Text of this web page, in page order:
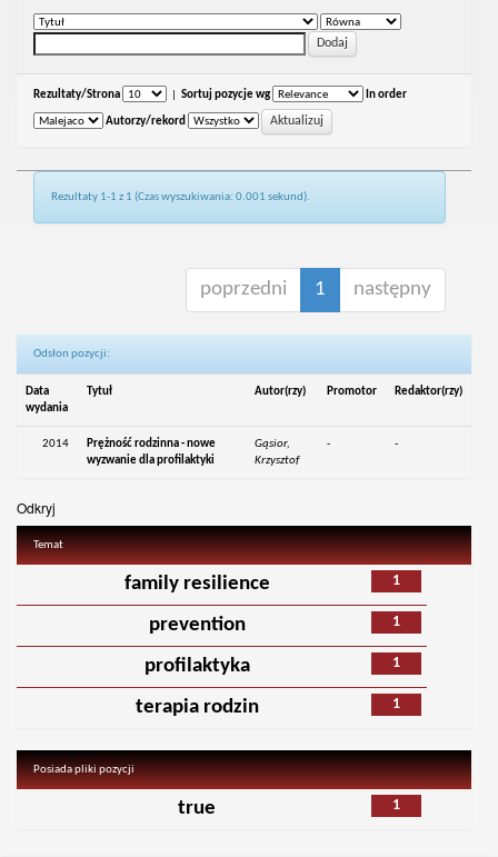
Rezultaty/Strona Sortuj pozycje wg In order
Autorzy/rekord
Rezultaty 1-1 z 1 (Czas wyszukiwania: 0.001 sekund).
poprzedni 1 następny
Odsłon pozycji:
Data
wydania
Tytuł Autor(rzy) Promotor Redaktor(rzy)
2014
Prężność rodzinna - nowe
wyzwanie dla profilaktyki
Gąsior,
Krzysztof
- -
Odkryj
Temat
1
family resilience
1
prevention
1
profilaktyka
1
terapia rodzin
Posiada pliki pozycji
1
true